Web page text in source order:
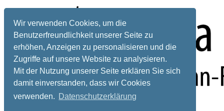
Wir verwenden Cookies, um die
Benutzerfreundlichkeit unserer Seite zu
erhöhen, Anzeigen zu personalisieren und die
Zugriffe auf unsere Website zu analysieren.
Mit der Nutzung unserer Seite erklären Sie sich
damit einverstanden, dass wir Cookies
verwenden. Datenschutzerklärung